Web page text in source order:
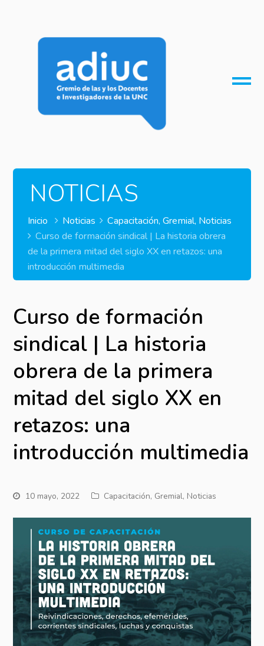
NOTICIAS
Inicio Noticias Capacitación,Gremial, Noticias
Curso de formación sindical | La historia obrera
de la primera mitad del siglo XX en retazos: una
introducción multimedia
Curso de formación
sindical | La historia
obrera de la primera
mitad del siglo XX en
retazos: una
introducción multimedia
10 mayo, 2022 Capacitación, Gremial, Noticias